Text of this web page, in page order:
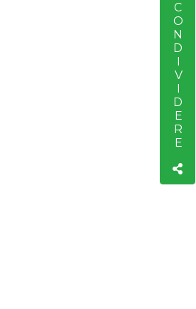
CONDIVIDERE